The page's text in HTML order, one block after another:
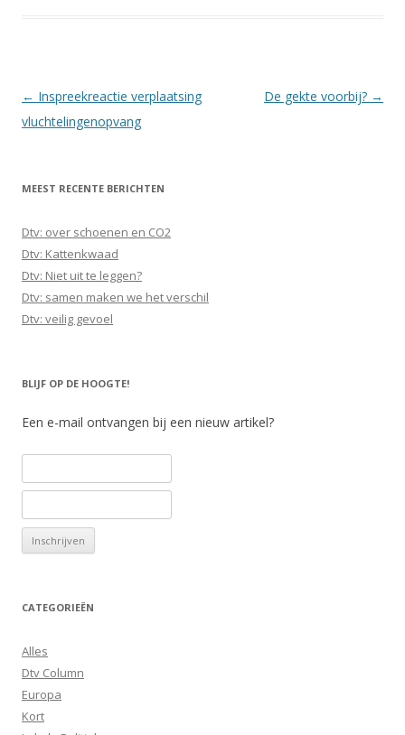
Berichtnavigatie
← Inspreekreactie verplaatsing
vluchtelingenopvang
De gekte voorbij? →
MEEST RECENTE BERICHTEN
Dtv: over schoenen en CO2
Dtv: Kattenkwaad
Dtv: Niet uit te leggen?
Dtv: samen maken we het verschil
Dtv: veilig gevoel
BLIJF OP DE HOOGTE!
Een e-mail ontvangen bij een nieuw artikel?
CATEGORIEËN
Alles
Dtv Column
Europa
Kort